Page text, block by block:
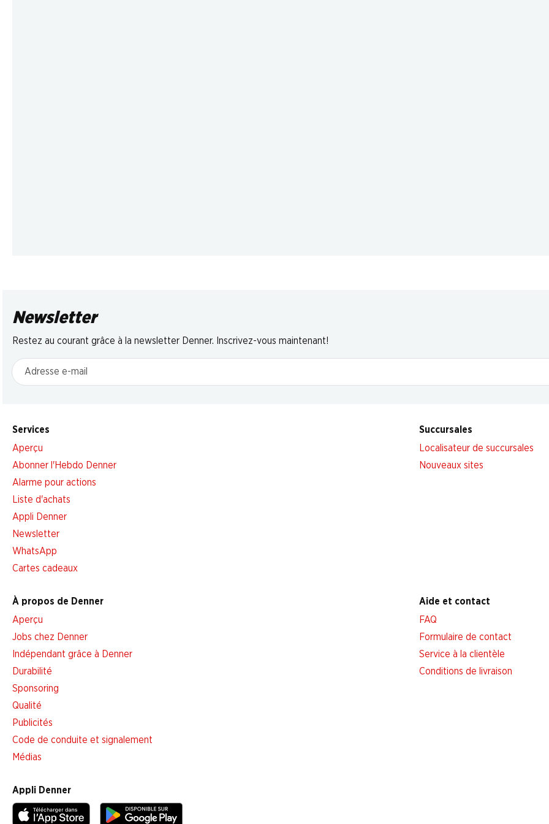
Newsletter
Restez au courant grâce à la newsletter Denner. Inscrivez-vous maintenant!
Adresse e-mail
Services
Aperçu
Abonner l'Hebdo Denner
Alarme pour actions
Liste d'achats
Appli Denner
Newsletter
WhatsApp
Cartes cadeaux
Succursales
Localisateur de succursales
Nouveaux sites
À propos de Denner
Aperçu
Jobs chez Denner
Indépendant grâce à Denner
Durabilité
Sponsoring
Qualité
Publicités
Code de conduite et signalement
Médias
Aide et contact
FAQ
Formulaire de contact
Service à la clientèle
Conditions de livraison
Appli Denner